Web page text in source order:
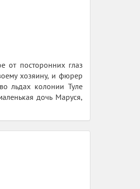
от посторонних глаз
хозяину, и фюрер
льдах колонии Туле
дочь Маруся,